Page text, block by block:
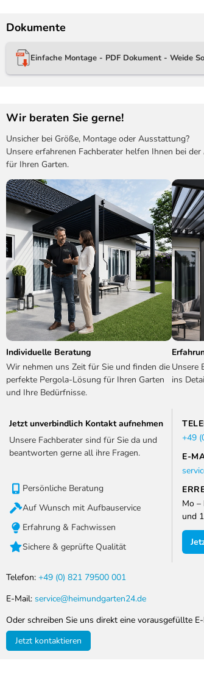
Dokumente
Einfache Montage - PDF Dokument - Weide
Wir beraten Sie gerne!
Unsicher bei Größe, Montage oder Ausstattung?
Unsere erfahrenen Fachberater helfen Ihnen bei
für Ihren Garten.
Individuelle Beratung
Wir nehmen uns Zeit für Sie und finden die
perfekte Pergola-Lösung für Ihren Garten
und Ihre Bedürfnisse.
Unsere
ins
Jetzt unverbindlich Kontakt aufnehmen
Unsere Fachberater sind für Sie da und
beantworten gerne all ihre Fragen.
Persönliche Beratung
Auf Wunsch mit Aufbauservice
Erfahrung & Fachwissen
Sichere & geprüfte Qualität
+49
E-
Mo –
und
Telefon: +49 (0) 821 79500 001
E-Mail: service@heimundgarten24.de
Oder schreiben Sie uns direkt eine vorausgefüllte
Jetzt kontaktieren